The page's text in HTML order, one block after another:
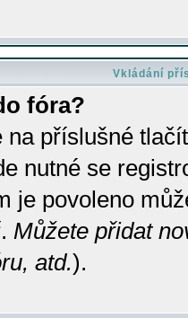
Vkládání
fóra?
na příslušné
nutné se
je povoleno
Můžete přidat
atd.).